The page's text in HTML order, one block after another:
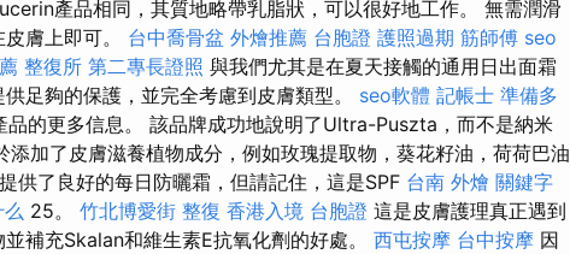
產品相同，其質地略帶乳脂狀，可以很好地工作。 無需潤滑
膚上即可。 台中喬骨盆 外燴推薦 台胞證 護照過期 筋師傅 seo
整復所 第二專長證照 與我們尤其是在夏天接觸的通用日出面霜
足夠的保護，並完全考慮到皮膚類型。 seo軟體 記帳士 準備多
品的更多信息。 該品牌成功地說明了Ultra-Puszta，而不是納米
添加了皮膚滋養植物成分，例如玫瑰提取物，葵花籽油，荷荷巴油
供了良好的每日防曬霜，但請記住，這是SPF 台南 外燴 關鍵字
25。 竹北博愛街 整復 香港入境 台胞證 這是皮膚護理真正遇到
補充Skalan和維生素E抗氧化劑的好處。 西屯按摩 台中按摩 因